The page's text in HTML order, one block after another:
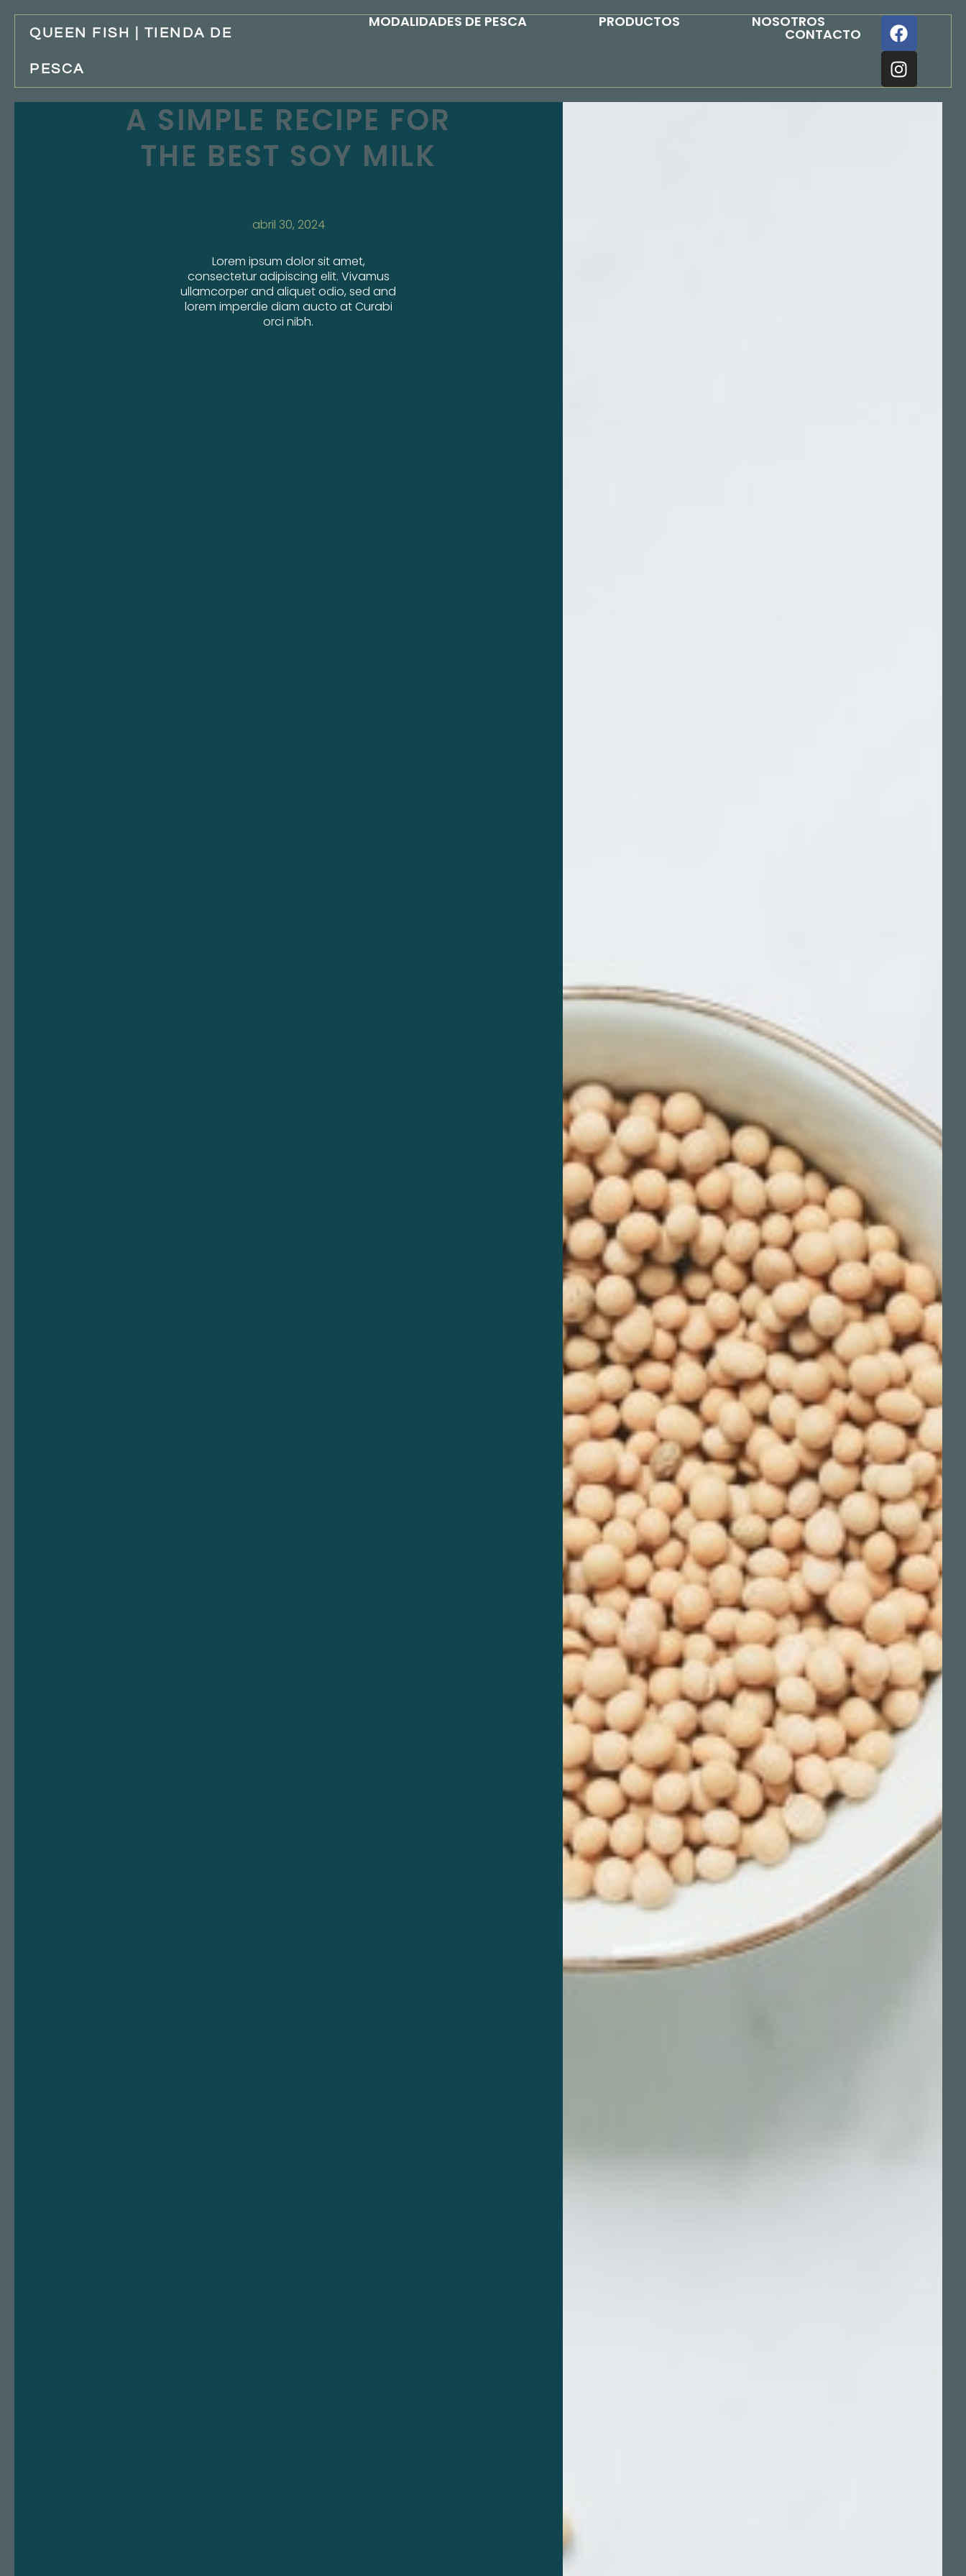
QUEEN FISH | TIENDA DE
PESCA
MODALIDADES DE PESCA PRODUCTOS NOSOTROS
CONTACTO
A SIMPLE RECIPE FOR
THE BEST SOY MILK
abril 30, 2024
Lorem ipsum dolor sit amet,
consectetur adipiscing elit. Vivamus
ullamcorper and aliquet odio, sed and
lorem imperdie diam aucto at Curabi
orci nibh.